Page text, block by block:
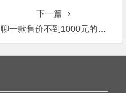
下一篇
聊一款售价不到1000元的游戏本